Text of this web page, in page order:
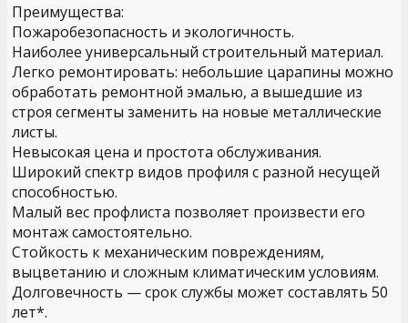
Преимущества:
Пожаробезопасность и экологичность.
Наиболее универсальный строительный материал.
Легко ремонтировать: небольшие царапины можно
обработать ремонтной эмалью, а вышедшие из
строя сегменты заменить на новые металлические
листы.
Невысокая цена и простота обслуживания.
Широкий спектр видов профиля с разной несущей
способностью.
Малый вес профлиста позволяет произвести его
монтаж самостоятельно.
Стойкость к механическим повреждениям,
выцветанию и сложным климатическим условиям.
Долговечность — срок службы может составлять 50
лет*.